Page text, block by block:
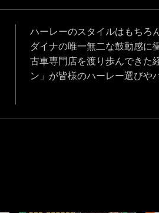
ハーレーのスタイルはもちろ
ダイナの唯一無二な鼓動感に
古車専門店を渡り歩んできた
ン」が皆様のハーレー選びや